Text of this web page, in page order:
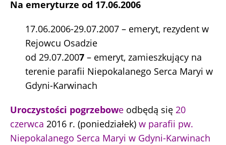
Na emeryturze od 17.06.2006
17.06.2006-29.07.2007 – emeryt, rezydent w
Rejowcu Osadzie
od 29.07.2007 – emeryt, zamieszkujący na
terenie parafii Niepokalanego Serca Maryi w
Gdyni-Karwinach
Uroczystości pogrzebowe odbędą się 20
czerwca 2016 r. (poniedziałek) w parafii pw.
Niepokalanego Serca Maryi w Gdyni-Karwinach